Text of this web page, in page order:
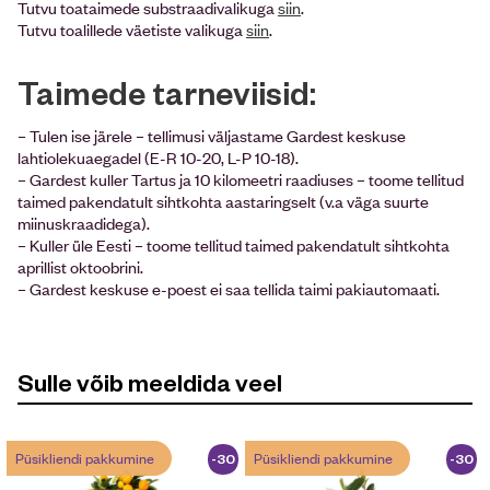
Tutvu toataimede substraadivalikugasiin.
Tutvu toalillede väetiste valikugasiin.
Taimede tarneviisid:
– Tulen ise järele – tellimusi väljastame Gardest keskuse
lahtiolekuaegadel (E-R 10-20, L-P 10-18).
– Gardest kuller Tartus ja 10 kilomeetri raadiuses – toome tellitud
taimed pakendatult sihtkohta aastaringselt (v.a väga suurte
miinuskraadidega).
– Kuller üle Eesti – toome tellitud taimed pakendatult sihtkohta
aprillist oktoobrini.
– Gardest keskuse e-poest ei saa tellida taimi pakiautomaati.
Sulle võib meeldida veel
Püsikliendi pakkumine
-30
%
Püsikliendi pakkumine
-30
%